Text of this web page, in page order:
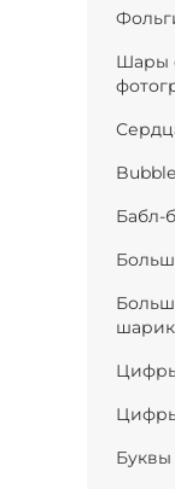
Шары
Бабл-
Буквы